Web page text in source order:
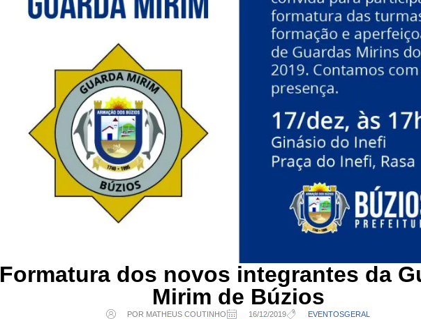
Formatura dos novos integrantes da
Mirim de Búzios
POR MATHEUS COUTINHO 16/12/2019 EVENTOSGERAL